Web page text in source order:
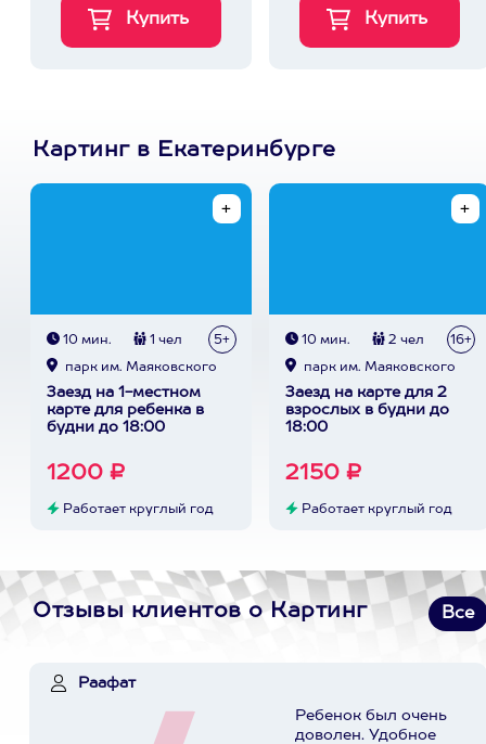
Картинг в Екатеринбурге
10 мин. 1 чел 5+
парк им. Маяковского
Заезд на 1-местном
карте для ребенка в
будни до 18:00
1200 ₽
Работает круглый год
10 мин. 2 чел 16+
парк им. Маяковского
Заезд на карте для 2
взрослых в будни до
18:00
2150 ₽
Работает круглый год
Отзывы клиентов о Картинг Все
Раафат
Ребенок был очень
доволен. Удобное